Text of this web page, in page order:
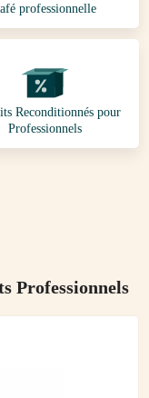
professionnelle
Reconditionnés pour
Professionnels
Professionnels